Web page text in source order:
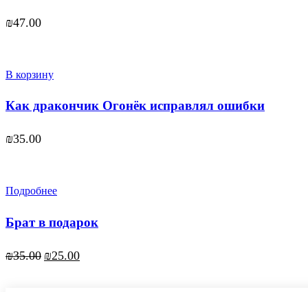
₪47.00
В корзину
Как дракончик Огонёк исправлял ошибки
₪35.00
Подробнее
Брат в подарок
₪35.00 Первоначальная
₪25.00Текущая